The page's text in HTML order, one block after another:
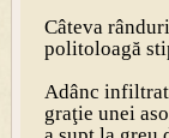
Câteva
politoloagă
Adânc
graţie unei